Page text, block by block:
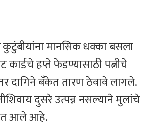
मानसिक धक्का बसला
कार्डचे हप्ते फेडण्यासाठी पत्नीचे
दागिने बँकेत तारण ठेवावे लागले.
दुसरे उत्पन्न नसल्याने मुलांचे
आले आहे.